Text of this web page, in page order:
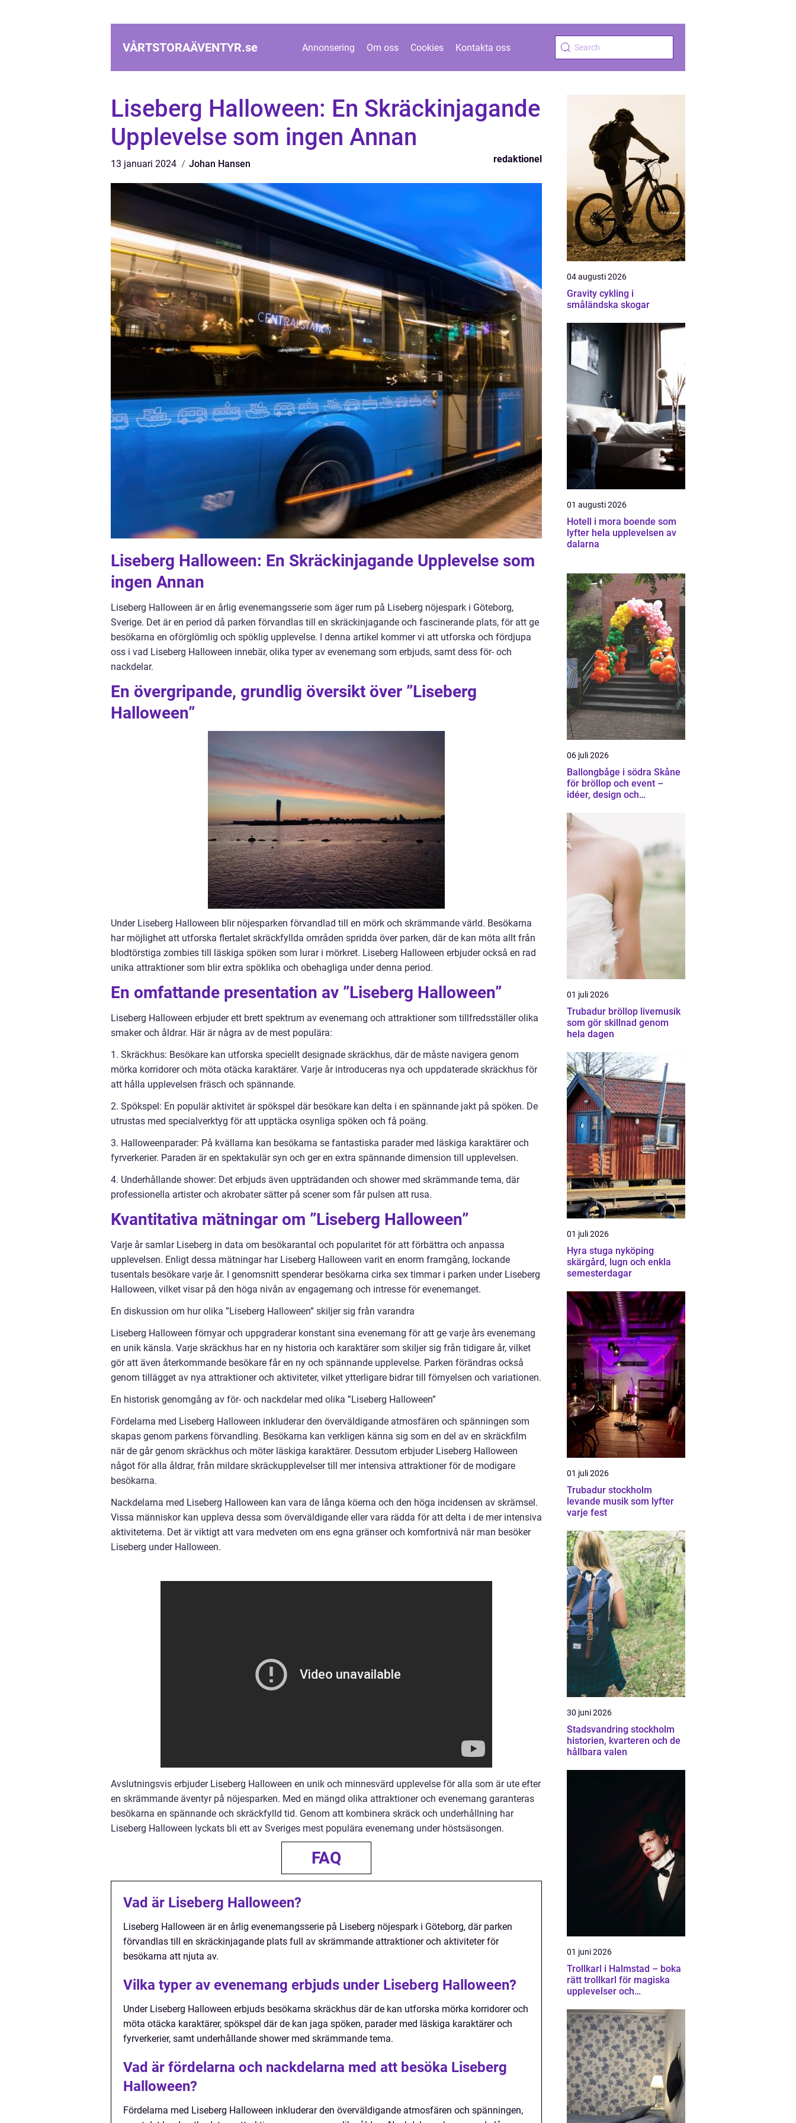
VÅRTSTORAÄVENTYR.se Annonsering Om oss Cookies Kontakta oss
Liseberg Halloween: En Skräckinjagande
Upplevelse som ingen Annan
13 januari 2024 Johan Hansen redaktionel
Liseberg Halloween: En Skräckinjagande Upplevelse som
ingen Annan
Liseberg Halloween är en årlig evenemangsserie som äger rum på Liseberg nöjespark i Göteborg,
Sverige. Det är en period då parken förvandlas till en skräckinjagande och fascinerande plats, för att ge
besökarna en oförglömlig och spöklig upplevelse. I denna artikel kommer vi att utforska och fördjupa
oss i vad Liseberg Halloween innebär, olika typer av evenemang som erbjuds, samt dess för- och
nackdelar.
En övergripande, grundlig översikt över ”Liseberg
Halloween”
Under Liseberg Halloween blir nöjesparken förvandlad till en mörk och skrämmande värld. Besökarna
har möjlighet att utforska flertalet skräckfyllda områden spridda över parken, där de kan möta allt från
blodtörstiga zombies till läskiga spöken som lurar i mörkret. Liseberg Halloween erbjuder också en rad
unika attraktioner som blir extra spöklika och obehagliga under denna period.
En omfattande presentation av ”Liseberg Halloween”
Liseberg Halloween erbjuder ett brett spektrum av evenemang och attraktioner som tillfredsställer olika
smaker och åldrar. Här är några av de mest populära:
1. Skräckhus: Besökare kan utforska speciellt designade skräckhus, där de måste navigera genom
mörka korridorer och möta otäcka karaktärer. Varje år introduceras nya och uppdaterade skräckhus för
att hålla upplevelsen fräsch och spännande.
2. Spökspel: En populär aktivitet är spökspel där besökare kan delta i en spännande jakt på spöken. De
utrustas med specialverktyg för att upptäcka osynliga spöken och få poäng.
3. Halloweenparader: På kvällarna kan besökarna se fantastiska parader med läskiga karaktärer och
fyrverkerier. Paraden är en spektakulär syn och ger en extra spännande dimension till upplevelsen.
4. Underhållande shower: Det erbjuds även uppträdanden och shower med skrämmande tema, där
professionella artister och akrobater sätter på scener som får pulsen att rusa.
Kvantitativa mätningar om ”Liseberg Halloween”
Varje år samlar Liseberg in data om besökarantal och popularitet för att förbättra och anpassa
upplevelsen. Enligt dessa mätningar har Liseberg Halloween varit en enorm framgång, lockande
tusentals besökare varje år. I genomsnitt spenderar besökarna cirka sex timmar i parken under Liseberg
Halloween, vilket visar på den höga nivån av engagemang och intresse för evenemanget.
En diskussion om hur olika ”Liseberg Halloween” skiljer sig från varandra
Liseberg Halloween förnyar och uppgraderar konstant sina evenemang för att ge varje års evenemang
en unik känsla. Varje skräckhus har en ny historia och karaktärer som skiljer sig från tidigare år, vilket
gör att även återkommande besökare får en ny och spännande upplevelse. Parken förändras också
genom tillägget av nya attraktioner och aktiviteter, vilket ytterligare bidrar till förnyelsen och variationen.
En historisk genomgång av för- och nackdelar med olika ”Liseberg Halloween”
Fördelarna med Liseberg Halloween inkluderar den överväldigande atmosfären och spänningen som
skapas genom parkens förvandling. Besökarna kan verkligen känna sig som en del av en skräckfilm
när de går genom skräckhus och möter läskiga karaktärer. Dessutom erbjuder Liseberg Halloween
något för alla åldrar, från mildare skräckupplevelser till mer intensiva attraktioner för de modigare
besökarna.
Nackdelarna med Liseberg Halloween kan vara de långa köerna och den höga incidensen av skrämsel.
Vissa människor kan uppleva dessa som överväldigande eller vara rädda för att delta i de mer intensiva
aktiviteterna. Det är viktigt att vara medveten om ens egna gränser och komfortnivå när man besöker
Liseberg under Halloween.
Avslutningsvis erbjuder Liseberg Halloween en unik och minnesvärd upplevelse för alla som är ute efter
en skrämmande äventyr på nöjesparken. Med en mängd olika attraktioner och evenemang garanteras
besökarna en spännande och skräckfylld tid. Genom att kombinera skräck och underhållning har
Liseberg Halloween lyckats bli ett av Sveriges mest populära evenemang under höstsäsongen.
FAQ
Vad är Liseberg Halloween?
Liseberg Halloween är en årlig evenemangsserie på Liseberg nöjespark i Göteborg, där parken
förvandlas till en skräckinjagande plats full av skrämmande attraktioner och aktiviteter för
besökarna att njuta av.
Vilka typer av evenemang erbjuds under Liseberg Halloween?
Under Liseberg Halloween erbjuds besökarna skräckhus där de kan utforska mörka korridorer och
möta otäcka karaktärer, spökspel där de kan jaga spöken, parader med läskiga karaktärer och
fyrverkerier, samt underhållande shower med skrämmande tema.
Vad är fördelarna och nackdelarna med att besöka Liseberg
Halloween?
Fördelarna med Liseberg Halloween inkluderar den överväldigande atmosfären och spänningen,
04 augusti 2026
Gravity cykling i
småländska skogar
01 augusti 2026
Hotell i mora boende som
lyfter hela upplevelsen av
dalarna
06 juli 2026
Ballongbåge i södra Skåne
för bröllop och event –
idéer, design och
01 juli 2026
Trubadur bröllop livemusik
som gör skillnad genom
hela dagen
01 juli 2026
Hyra stuga nyköping
skärgård, lugn och enkla
semesterdagar
01 juli 2026
Trubadur stockholm
levande musik som lyfter
varje fest
30 juni 2026
Stadsvandring stockholm
historien, kvarteren och de
hållbara valen
01 juni 2026
Trollkarl i Halmstad – boka
rätt trollkarl för magiska
upplevelser och